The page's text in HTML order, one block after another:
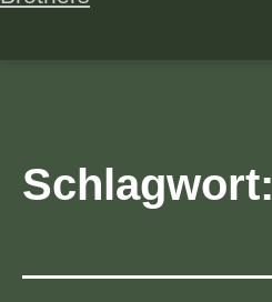
Dog-
Schlagwort: